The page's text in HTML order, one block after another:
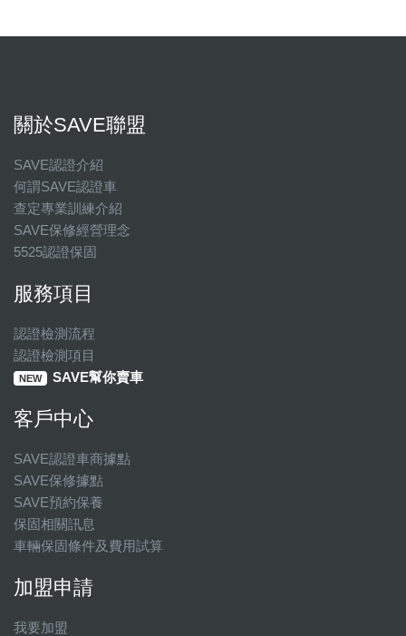
關於SAVE聯盟
SAVE認證介紹
何謂SAVE認證車
查定專業訓練介紹
SAVE保修經營理念
5525認證保固
服務項目
認證檢測流程
認證檢測項目
NEW SAVE幫你賣車
客戶中心
SAVE認證車商據點
SAVE保修據點
SAVE預約保養
保固相關訊息
車輛保固條件及費用試算
加盟申請
我要加盟